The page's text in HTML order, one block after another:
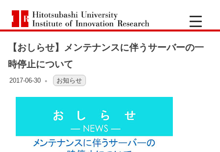
テ
橋
ノ
Hitotsubashi
Institute
of
Research
【おしらせ】メンテナンスに伴うサーバーの一
時停止について
2017-06-30 OFO2_TESTIIR
お知らせ